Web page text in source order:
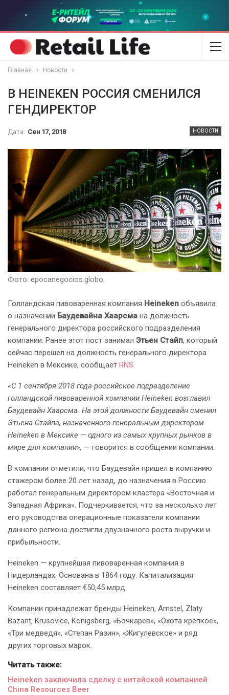
Главная Новости
В HEINEKEN РОССИЯ СМЕНИЛСЯ
ГЕНДИРЕКТОР
НОВОСТИ
Дата: Сен 17, 2018
Фото: epocanegocios.globo.
Голландская пивоваренная компания Heineken объявила
о назначении Баудевайна Хаарсма на должность
генерального директора российского подразделения
компании. Ранее этот пост занимал Этьен Стайп, который
сейчас перешел на должность генерального директора
Heineken в Мексике, сообщает RNS.
«C 1 сентября 2018 года российское подразделение
голландской пивоваренной компании Heineken возглавил
Баудевайн Хаарсма. На этой должности Баудевайн сменил
Этьена Стайпа, назначенного генеральным директором
Heineken в Мексике — одного из самых крупных рынков в
мире для компании», — говорится в сообщении компании.
В компании отметили, что Баудевайн пришел в компанию
стажером более 20 лет назад, до назначения в Россию
работал генеральным директором кластера «Восточная и
Западная Африка». Подчеркивается, что за несколько лет
его руководства операционные показатели компании
данного региона достигли двузначного роста выручки и
прибыльности.
Heineken — крупнейшая пивоваренная компания в
Нидерландах. Основана в 1864 году. Капитализация
Heineken составляет €50,45 млрд.
Компании принадлежат бренды Heineken, Amstel, Zlaty
Bazant, Krusovice, Konigsberg, «Бочкарев», «Охота крепкое»,
«Три медведя», «Степан Разин», «Жигулевское» и ряд
других торговых марок.
Читать также:
Heineken заключила сделку с китайской компанией
China Resources Beer